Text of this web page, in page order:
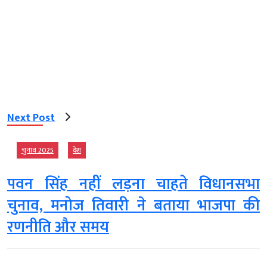
Next Post
चुनाव 2025 देश
पवन सिंह नहीं लड़ना चाहते विधानसभा
चुनाव, मनोज तिवारी ने बताया भाजपा की
रणनीति और समय